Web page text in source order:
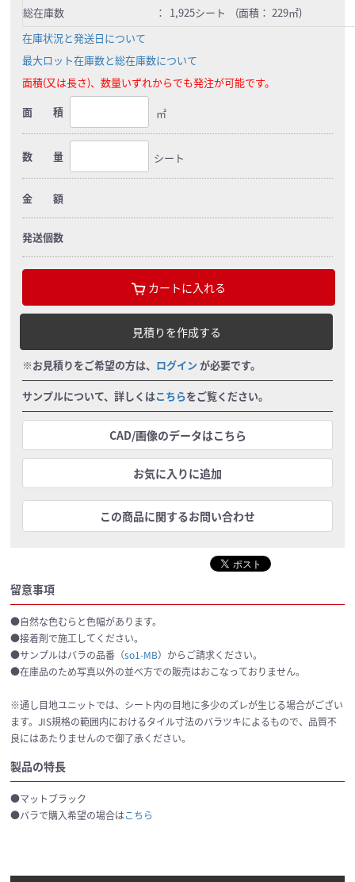
総在庫数
：
1,925シート (面積： 229㎡)
在庫状況と発送日について
最大ロット在庫数と総在庫数について
面積(又は長さ)、数量いずれからでも発注が可能です。
面 積
㎡
数 量 シート
金 額
発送個数
カートに入れる
見積りを作成する
※お見積りをご希望の方は、 ログイン が必要です。
サンプルについて、詳しくはこちらをご覧ください。
CAD/画像のデータはこちら
お気に入りに追加
この商品に関するお問い合わせ
留意事項
●自然な色むらと色幅があります。
●接着剤で施工してください。
●サンプルはバラの品番（so1-MB）からご請求ください。
●在庫品のため写真以外の並べ方での販売はおこなっておりません。
※通し目地ユニットでは、シート内の目地に多少のズレが生じる場合がござい
ます。JIS規格の範囲内におけるタイル寸法のバラツキによるもので、品質不
良にはあたりませんので御了承ください。
製品の特長
●マットブラック
●バラで購入希望の場合はこちら